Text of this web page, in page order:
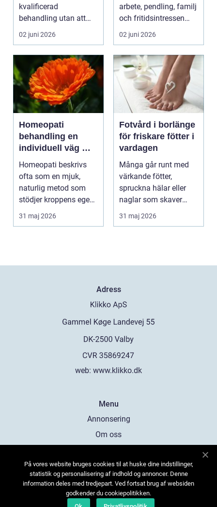
kvalificerad
behandling utan att
personen behöver
lämna sitt hem, sitt ...
02 juni 2026
arbete, pendling, familj
och fritidsintressen
som ska få pl...
02 juni 2026
Homeopati
behandling en
individuell väg mot
bättre balans
Homeopati beskrivs
ofta som en mjuk,
naturlig metod som
stödjer kroppens egen
läkningsförmåga. I
31 maj 2026
Fotvård i borlänge
för friskare fötter i
vardagen
Många går runt med
värkande fötter,
spruckna hälar eller
naglar som skaver
utan att göra något åt
31 maj 2026
Adress
web: www.klikko.dk
Menu
Annonsering
Om oss
Kontakta oss
Sitemap
På vores website bruges cookies til at huske dine indstillinger,
statistik og personalisering af indhold og annoncer. Denne
information deles med tredjepart. Ved fortsat brug af websiden
godkender du cookiepolitikken.